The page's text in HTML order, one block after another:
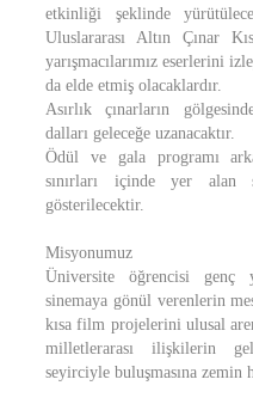
etkinliği şeklinde
Uluslararası Altın Çınar
yarışmacılarımız eserlerini
da elde etmiş olacaklardır.
Asırlık çınarların
dalları geleceğe uzanacaktır.
Ödül ve gala programı
sınırları içinde yer
gösterilecektir.
Misyonumuz
Üniversite öğrencisi genç
sinemaya gönül verenlerin
kısa film projelerini ulusal
milletlerarası ilişkilerin
seyirciyle buluşmasına zemin